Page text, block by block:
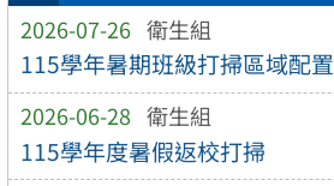
2026-07-26 衛生組
115學年暑期班級打掃區域配置
2026-06-28 衛生組
115學年度暑假返校打掃